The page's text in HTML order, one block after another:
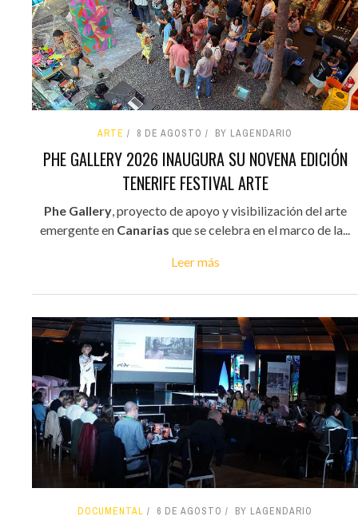
ARTE 8 DE AGOSTO BY LAGENDARIO
PHE GALLERY 2026 INAUGURA SU NOVENA EDICIÓN
TENERIFE FESTIVAL ARTE
Phe Gallery, proyecto de apoyo y visibilización del arte
emergente en Canarias que se celebra en el marco de la...
Leer más
DOCUMENTAL 6 DE AGOSTO BY LAGENDARIO